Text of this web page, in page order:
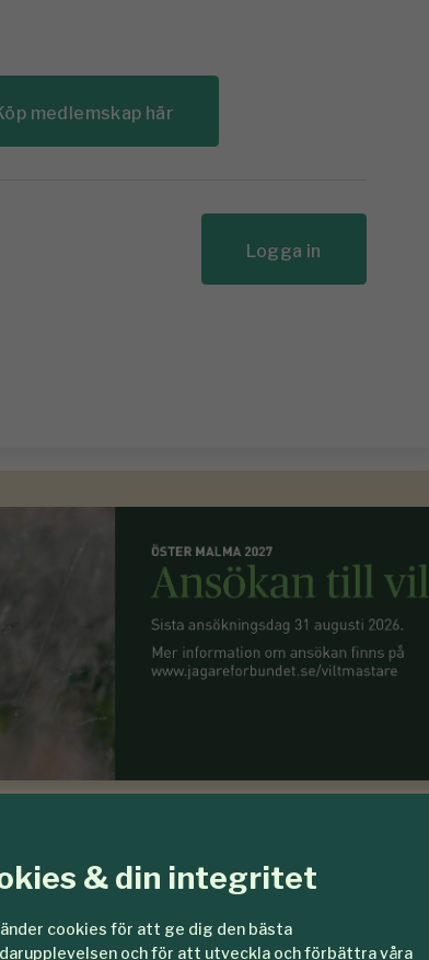
& din integritet
cookies för att ge dig den bästa
och för att utveckla och förbättra våra
medlemskap här
Logga in